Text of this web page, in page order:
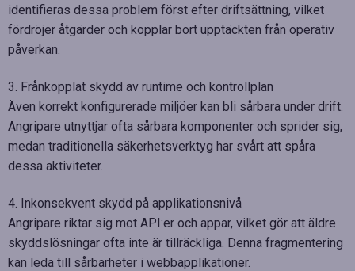
identifieras dessa problem först efter driftsättning, vilket
fördröjer åtgärder och kopplar bort upptäckten från operativ
påverkan.
3. Frånkopplat skydd av runtime och kontrollplan
Även korrekt konfigurerade miljöer kan bli sårbara under drift.
Angripare utnyttjar ofta sårbara komponenter och sprider sig,
medan traditionella säkerhetsverktyg har svårt att spåra
dessa aktiviteter.
4. Inkonsekvent skydd på applikationsnivå
Angripare riktar sig mot API:er och appar, vilket gör att äldre
skyddslösningar ofta inte är tillräckliga. Denna fragmentering
kan leda till sårbarheter i webbapplikationer.